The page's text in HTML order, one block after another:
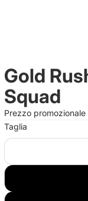
Gold
Squad
Prezzo promozionale
Taglia